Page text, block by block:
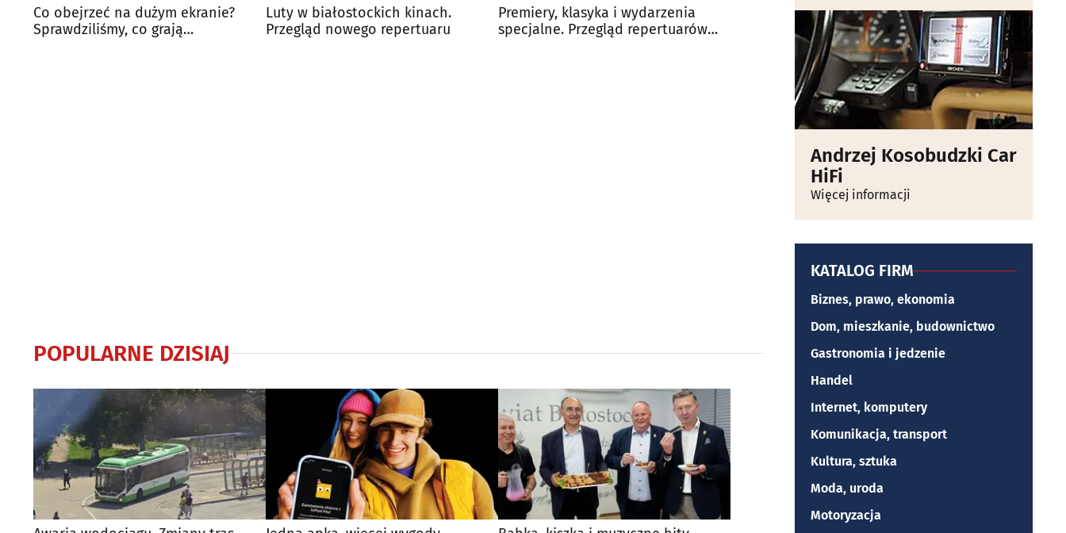
Co obejrzeć na dużym ekranie?
Sprawdziliśmy, co grają
Luty w białostockich kinach.
Przegląd nowego repertuaru
Premiery, klasyka i wydarzenia
specjalne. Przegląd repertuarów
POPULARNE DZISIAJ
Andrzej Kosobudzki Car
HiFi
Więcej informacji
KATALOG FIRM
Biznes, prawo, ekonomia
Dom, mieszkanie, budownictwo
Gastronomia i jedzenie
Handel
Internet, komputery
Komunikacja, transport
Kultura, sztuka
Moda, uroda
Motoryzacja